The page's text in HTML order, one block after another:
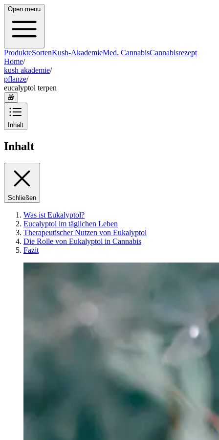
Open menu
ProdukteSortenKush-AkademieMed. CannabisCannabisrezept
Home/
kush akademie/
pflanze/
eucalyptol terpen
🎁
Inhalt
Inhalt
Schließen
Was ist Eukalyptol?
Eucalyptol im täglichen Leben
Therapeutischer Nutzen von Eukalyptol
Die Rolle von Eukalyptol in Cannabis
Fazit